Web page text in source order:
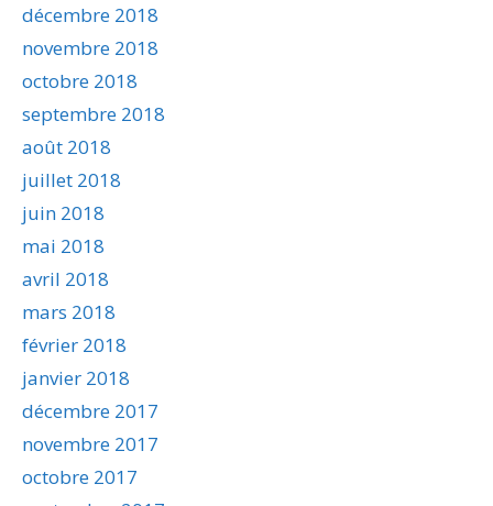
décembre 2018
novembre 2018
octobre 2018
septembre 2018
août 2018
juillet 2018
juin 2018
mai 2018
avril 2018
mars 2018
février 2018
janvier 2018
décembre 2017
novembre 2017
octobre 2017